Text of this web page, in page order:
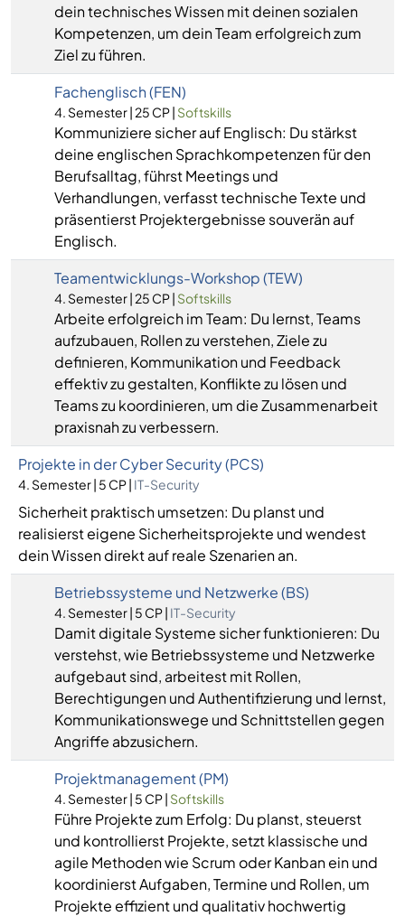
dein technisches Wissen mit deinen sozialen
Kompetenzen, um dein Team erfolgreich zum
Ziel zu führen.
Fachenglisch (FEN)
4. Semester | 25 CP | Softskills
Kommuniziere sicher auf Englisch: Du stärkst
deine englischen Sprachkompetenzen für den
Berufsalltag, führst Meetings und
Verhandlungen, verfasst technische Texte und
präsentierst Projektergebnisse souverän auf
Englisch.
Teamentwicklungs-Workshop (TEW)
4. Semester | 25 CP | Softskills
Arbeite erfolgreich im Team: Du lernst, Teams
aufzubauen, Rollen zu verstehen, Ziele zu
definieren, Kommunikation und Feedback
effektiv zu gestalten, Konflikte zu lösen und
Teams zu koordinieren, um die Zusammenarbeit
praxisnah zu verbessern.
Projekte in der Cyber Security (PCS)
4. Semester | 5 CP | IT-Security
Sicherheit praktisch umsetzen: Du planst und
realisierst eigene Sicherheitsprojekte und wendest
dein Wissen direkt auf reale Szenarien an.
Betriebssysteme und Netzwerke (BS)
4. Semester | 5 CP | IT-Security
Damit digitale Systeme sicher funktionieren: Du
verstehst, wie Betriebssysteme und Netzwerke
aufgebaut sind, arbeitest mit Rollen,
Berechtigungen und Authentifizierung und lernst,
Kommunikationswege und Schnittstellen gegen
Angriffe abzusichern.
Projektmanagement (PM)
4. Semester | 5 CP | Softskills
Führe Projekte zum Erfolg: Du planst, steuerst
und kontrollierst Projekte, setzt klassische und
agile Methoden wie Scrum oder Kanban ein und
koordinierst Aufgaben, Termine und Rollen, um
Projekte effizient und qualitativ hochwertig